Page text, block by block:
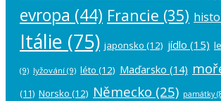
evropa (44) Francie (35)
Itálie (75) japonsko (12) jídlo (15)
(9) lyžování (9) léto (12) Maďarsko (14)
(11) Norsko (12) Německo (25) památky